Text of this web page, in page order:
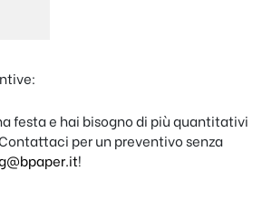
festa e hai bisogno di più quantitativi
per un preventivo senza
!